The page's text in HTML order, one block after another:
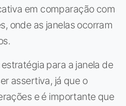
em comparação com
onde as janelas ocorram
para a janela de
assertiva, já que o
e é importante que